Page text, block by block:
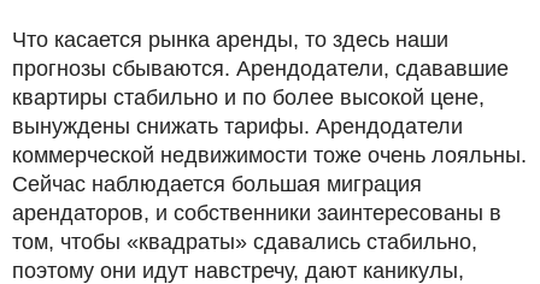
Что касается рынка аренды, то здесь наши
прогнозы сбываются. Арендодатели, сдававшие
квартиры стабильно и по более высокой цене,
вынуждены снижать тарифы. Арендодатели
коммерческой недвижимости тоже очень лояльны.
Сейчас наблюдается большая миграция
арендаторов, и собственники заинтересованы в
том, чтобы «квадраты» сдавались стабильно,
поэтому они идут навстречу, дают каникулы,